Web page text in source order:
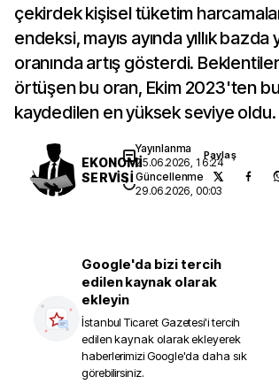
çekirdek kişisel tüketim
endeksi, mayıs ayında yıllık
oranında artış gösterdi.
örtüşen bu oran, Ekim 2023'ten
kaydedilen en yüksek seviye oldu.
EKONOMİ
SERVİSİ
Yayınlanma
25.06.2026, 16:24
Güncellenme
29.06.2026, 00:03
Paylaş
Google'da bizi tercih
edilen kaynak olarak
ekleyin
İstanbul Ticaret Gazetesi'i tercih
edilen kaynak olarak ekleyerek
haberlerimizi Google'da daha sık
görebilirsiniz.